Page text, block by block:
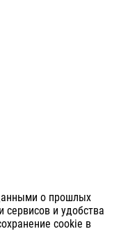
о прошлых
сервисов и удобства
cookie в